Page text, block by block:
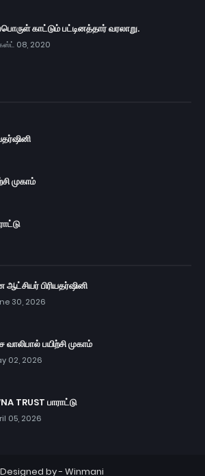
காட்டும் பட்டினத்தார் வரலாறு.
08, 2020
முகாம்
பிரியதர்ஷினி
30, 2026
பயிற்சி முகாம்
02, 2026
TRUST பாராட்டு
05, 2026
Designed by - Winmani